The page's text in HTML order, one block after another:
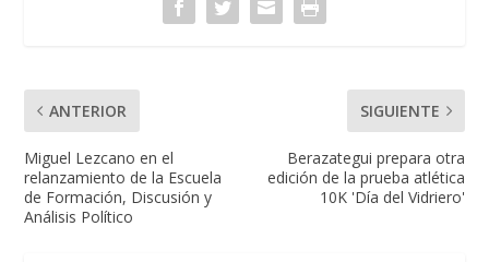
ANTERIOR
Miguel Lezcano en el
relanzamiento de la Escuela
de Formación, Discusión y
Análisis Político
SIGUIENTE
Berazategui prepara otra
edición de la prueba atlética
10K 'Día del Vidriero'